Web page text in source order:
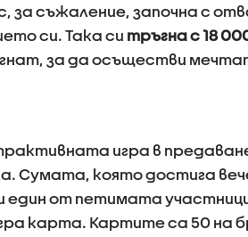
за съжаление, започна с
си. Така си тръгна с 18
за да осъществи
игра в
Сумата, която достига
един от петимата
карта. Картите са 50 на